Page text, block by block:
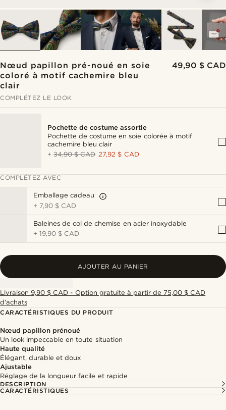
Nœud papillon pré-noué en soie
coloré à motif cachemire bleu
clair
49,90 $ CAD
COMPLÉTEZ LE LOOK
Pochette de costume assortie
Pochette de costume en soie colorée à motif
cachemire bleu clair
+34,90 $ CAD 27,92 $ CAD
COMPLÉTEZ AVEC
Emballage cadeau
+ 7,90 $ CAD
Baleines de col de chemise en acier inoxydable
+19,90 $ CAD
AJOUTER AU PANIER
Livraison 9,90 $ CAD - Option gratuite à partir de 75,00 $ CAD
d'achats
CARACTÉRISTIQUES DU PRODUIT
Nœud papillon prénoué
Un look impeccable en toute situation
Haute qualité
Élégant, durable et doux
Ajustable
Réglage de la longueur facile et rapide
DESCRIPTION
CARACTÉRISTIQUES